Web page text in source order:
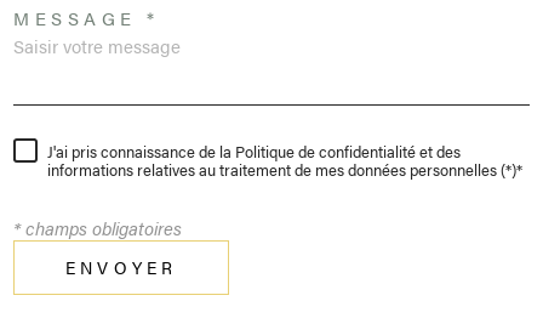
MESSAGE *
J'ai pris connaissance de la Politique de confidentialité et des
informations relatives au traitement de mes données personnelles (*)*
* champs obligatoires
ENVOYER